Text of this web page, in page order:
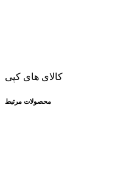
کالای های کپی
محصولات مرتبط